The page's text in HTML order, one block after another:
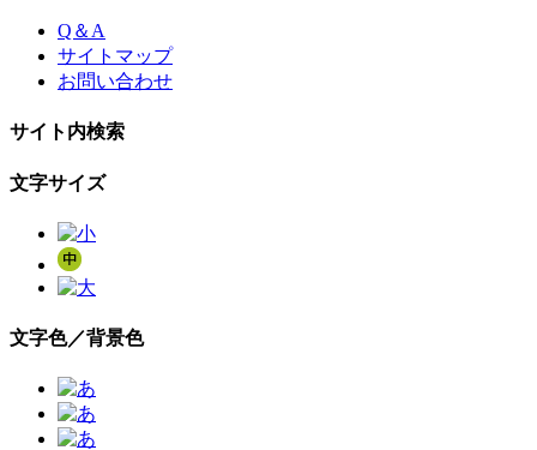
Skip
content
Q＆A
サイトマップ
お問い合わせ
サイト内検索
文字サイズ
文字色／背景色